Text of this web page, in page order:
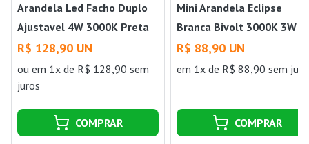
Arandela Led Facho Duplo
Ajustavel 4W 3000K Preta
Gaya
R$ 128,90 UN
ou em 1x de R$ 128,90 sem
juros
COMPRAR
Mini Arandela Eclipse
Branca Bivolt 3000K 3W
Gaya
R$ 88,90 UN
em 1x de R$ 88,90 sem
COMPRAR